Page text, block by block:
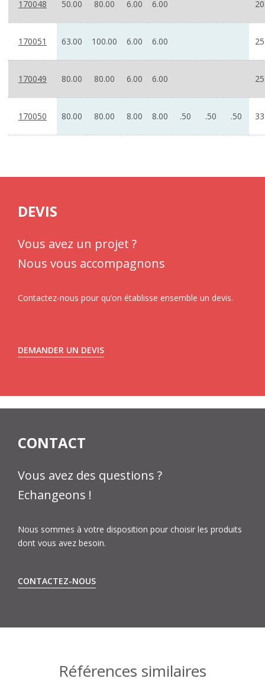
170048 50.00 80.00 6.00 6.00
170051 63.00 100.00 6.00 6.00
170049 80.00 80.00 6.00 6.00
170050 80.00 80.00 8.00 8.00 .50 .50 .50
DEVIS
Vous avez un projet ?
Nous vous accompagnons
Contactez-nous pour qu’on établisse ensemble un devis.
DEMANDER UN DEVIS
CONTACT
Vous avez des questions ?
Echangeons !
Nous sommes à votre disposition pour choisir les produits
dont vous avez besoin.
CONTACTEZ-NOUS
Références similaires